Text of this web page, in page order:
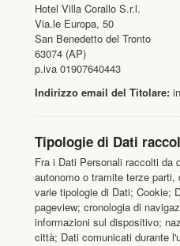
Hotel Villa Corallo S.r.l.
Via.le Europa, 50
San Benedetto del Tronto
63074 (AP)
p.iva 01907640443
Indirizzo email del Titolare:
Tipologie di Dati
Fra i Dati Personali raccolti da
autonomo o tramite terze
varie tipologie di Dati; Cookie;
pageview; cronologia di
informazioni sul dispositivo;
città; Dati comunicati durante